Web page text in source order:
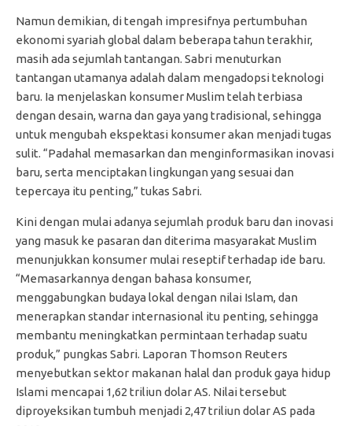
Namun demikian, di tengah impresifnya pertumbuhan
ekonomi syariah global dalam beberapa tahun terakhir,
masih ada sejumlah tantangan. Sabri menuturkan
tantangan utamanya adalah dalam mengadopsi teknologi
baru. Ia menjelaskan konsumer Muslim telah terbiasa
dengan desain, warna dan gaya yang tradisional, sehingga
untuk mengubah ekspektasi konsumer akan menjadi tugas
sulit. “Padahal memasarkan dan menginformasikan inovasi
baru, serta menciptakan lingkungan yang sesuai dan
tepercaya itu penting,” tukas Sabri.
Kini dengan mulai adanya sejumlah produk baru dan inovasi
yang masuk ke pasaran dan diterima masyarakat Muslim
menunjukkan konsumer mulai reseptif terhadap ide baru.
“Memasarkannya dengan bahasa konsumer,
menggabungkan budaya lokal dengan nilai Islam, dan
menerapkan standar internasional itu penting, sehingga
membantu meningkatkan permintaan terhadap suatu
produk,” pungkas Sabri. Laporan Thomson Reuters
menyebutkan sektor makanan halal dan produk gaya hidup
Islami mencapai 1,62 triliun dolar AS. Nilai tersebut
diproyeksikan tumbuh menjadi 2,47 triliun dolar AS pada